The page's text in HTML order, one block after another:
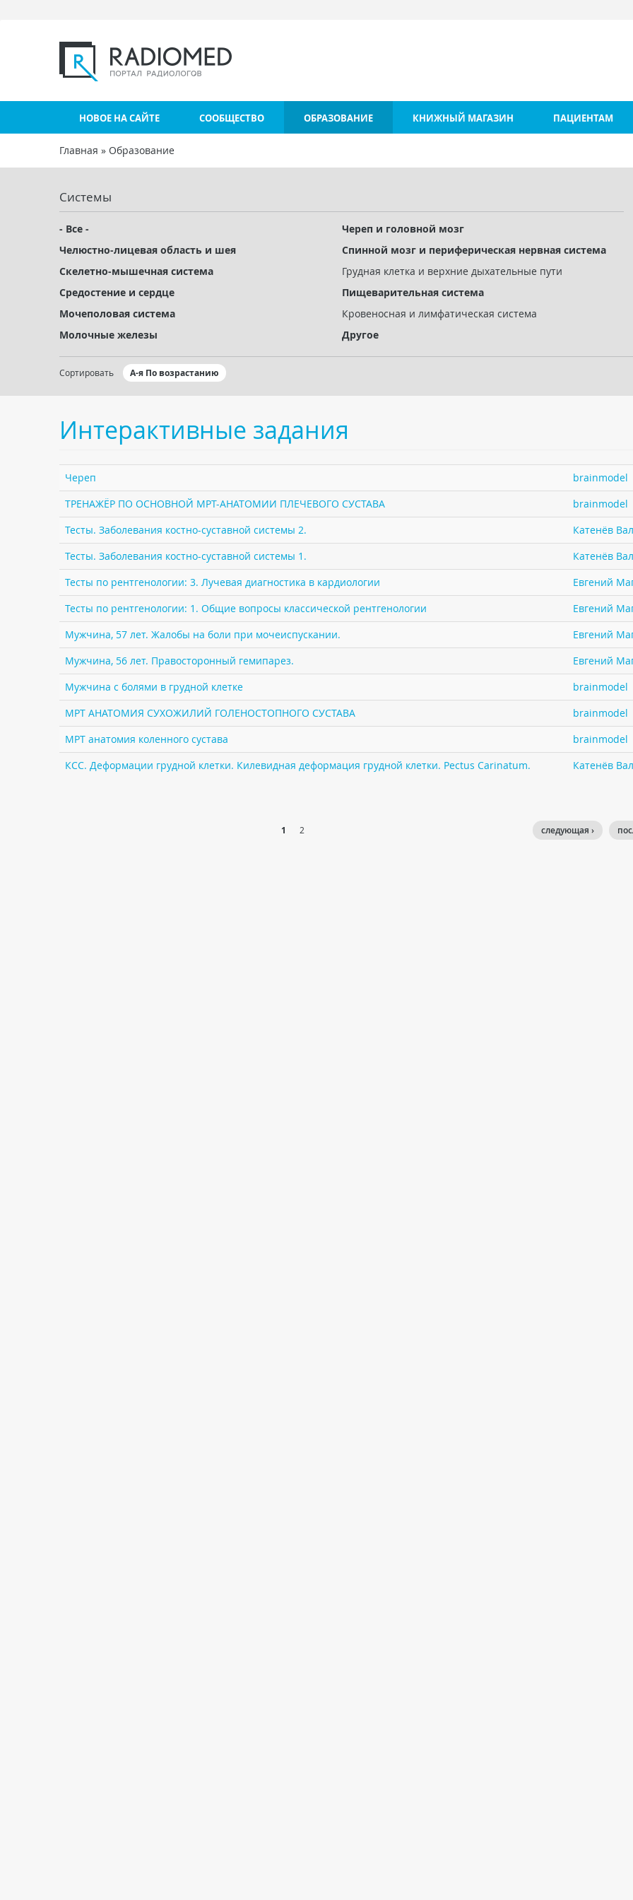
НОВОЕ НА САЙТЕ СООБЩЕСТВО ОБРАЗОВАНИЕ КНИЖНЫЙ МАГАЗИН ПАЦИЕНТАМ
Вы здесь
Главная » Образование
Системы
- Все -
Череп и головной мозг
Челюстно-лицевая область и шея
Спинной мозг и периферическая нервная система
Скелетно-мышечная система
Грудная клетка и верхние дыхательные пути
Средостение и сердце
Пищеварительная система
Мочеполовая система
Кровеносная и лимфатическая система
Молочные железы
Другое
Сортировать А-я По возрастанию
Интерактивные задания
Череп
brainmodel
ТРЕНАЖЁР ПО ОСНОВНОЙ МРТ-АНАТОМИИ ПЛЕЧЕВОГО СУСТАВА
brainmodel
Тесты. Заболевания костно-суставной системы 2.
Катенёв
Тесты. Заболевания костно-суставной системы 1.
Катенёв
Тесты по рентгенологии: 3. Лучевая диагностика в кардиологии
Евгений
Тесты по рентгенологии: 1. Общие вопросы классической рентгенологии
Евгений
Мужчина, 57 лет. Жалобы на боли при мочеиспускании.
Евгений
Мужчина, 56 лет. Правосторонный гемипарез.
Евгений
Мужчина с болями в грудной клетке
brainmodel
МРТ АНАТОМИЯ СУХОЖИЛИЙ ГОЛЕНОСТОПНОГО СУСТАВА
brainmodel
МРТ анатомия коленного сустава
brainmodel
КСС. Деформации грудной клетки. Килевидная деформация грудной клетки. Pectus Carinatum.
Катенёв
1 2 следующая ›